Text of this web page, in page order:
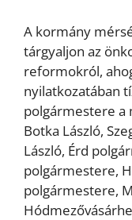
A kormány
tárgyaljon az
reformokról,
nyilatkozatában
polgármestere a
Botka László,
László, Érd
polgármestere,
polgármestere,